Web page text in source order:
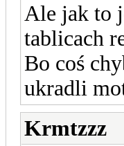
Ale jak to
tablicach
Bo coś
ukradli
Krmtzzz